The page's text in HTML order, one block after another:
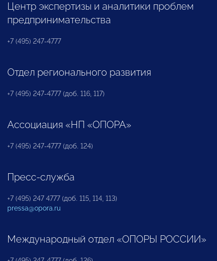
Центр экспертизы и аналитики проблем
предпринимательства
+7 (495) 247-4777
Отдел регионального развития
+7 (495) 247-4777 (доб. 116, 117)
Ассоциация «НП «ОПОРА»
+7 (495) 247-4777 (доб. 124)
Пресс-служба
+7 (495) 247 4777 (доб. 115, 114, 113)
pressa@opora.ru
Международный отдел «ОПОРЫ РОССИИ»